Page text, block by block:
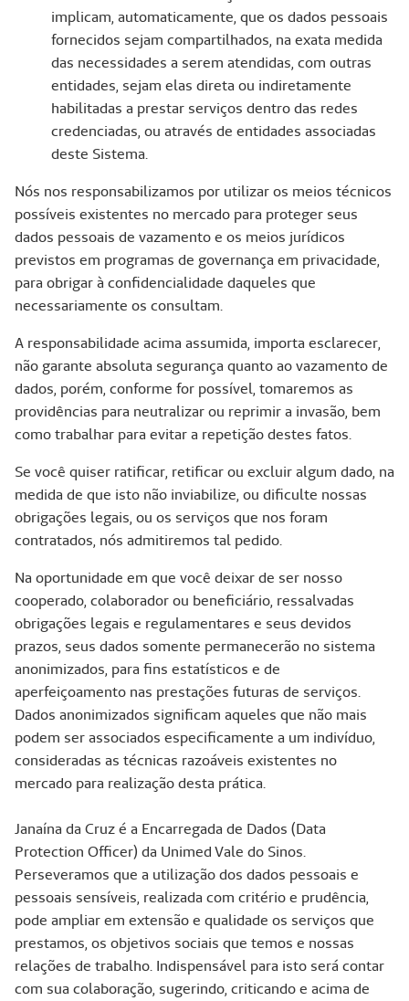
implicam, automaticamente, que os dados pessoais
fornecidos sejam compartilhados, na exata medida
das necessidades a serem atendidas, com outras
entidades, sejam elas direta ou indiretamente
habilitadas a prestar serviços dentro das redes
credenciadas, ou através de entidades associadas
deste Sistema.
Nós nos responsabilizamos por utilizar os meios técnicos
possíveis existentes no mercado para proteger seus
dados pessoais de vazamento e os meios jurídicos
previstos em programas de governança em privacidade,
para obrigar à confidencialidade daqueles que
necessariamente os consultam.
A responsabilidade acima assumida, importa esclarecer,
não garante absoluta segurança quanto ao vazamento de
dados, porém, conforme for possível, tomaremos as
providências para neutralizar ou reprimir a invasão, bem
como trabalhar para evitar a repetição destes fatos.
Se você quiser ratificar, retificar ou excluir algum dado, na
medida de que isto não inviabilize, ou dificulte nossas
obrigações legais, ou os serviços que nos foram
contratados, nós admitiremos tal pedido.
Na oportunidade em que você deixar de ser nosso
cooperado, colaborador ou beneficiário, ressalvadas
obrigações legais e regulamentares e seus devidos
prazos, seus dados somente permanecerão no sistema
anonimizados, para fins estatísticos e de
aperfeiçoamento nas prestações futuras de serviços.
Dados anonimizados significam aqueles que não mais
podem ser associados especificamente a um indivíduo,
consideradas as técnicas razoáveis existentes no
mercado para realização desta prática.
Janaína da Cruz é a Encarregada de Dados (Data
Protection Officer) da Unimed Vale do Sinos.
Perseveramos que a utilização dos dados pessoais e
pessoais sensíveis, realizada com critério e prudência,
pode ampliar em extensão e qualidade os serviços que
prestamos, os objetivos sociais que temos e nossas
relações de trabalho. Indispensável para isto será contar
com sua colaboração, sugerindo, criticando e acima de